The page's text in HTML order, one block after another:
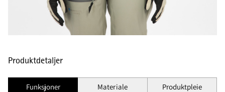
Produktdetaljer
Funksjoner Materiale Produktpleie